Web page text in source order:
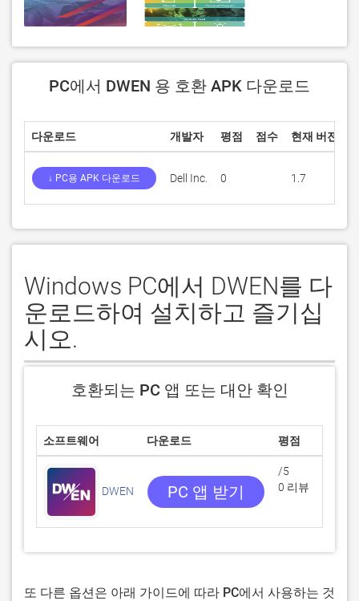
PC에서 DWEN 용 호환 APK 다운로드
다운로드 개발자 평점 점수 현재 버전
↓ PC용 APK 다운로드 Dell Inc. 0 1.7
Windows PC에서 DWEN를 다
운로드하여 설치하고 즐기십
시오.
호환되는 PC 앱 또는 대안 확인
소프트웨어 다운로드 평점
DWEN PC 앱 받기
/5
0 리뷰
또 다른 옵션은 아래 가이드에 따라 PC에서 사용하는 것